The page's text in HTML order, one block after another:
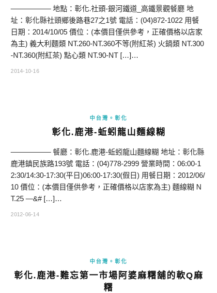
—————– 地點：彰化.社頭-銀河鐵道_高鐵景觀餐廳 地
址：彰化縣社頭鄉後路巷27之1號 電話：(04)872-1022 用餐
日期：2014/10/05 價位：(本價目僅供參考，正確價格以店家
為主) 義大利麵類 NT.260-NT.360不等(附紅茶) 火鍋類 NT.300
-NT.360(附紅茶) 點心類 NT.90-NT […]…
2014-10-16
中台灣。彰化
彰化.鹿港-蚯蚓龍山麵線糊
—————– 餐廳：彰化.鹿港-蚯蚓龍山麵線糊 地址：彰化縣
鹿港鎮民族路193號 電話：(04)778-2999 營業時間：06:00-1
2:30/14:30-17:30(平日)06:00-17:30(假日) 用餐日期：2012/06/
10 價位：(本價目僅供參考，正確價格以店家為主) 麵線糊 N
T.25 —&# […]…
2012-06-14
中台灣。彰化
彰化.鹿港-難忘第一市場阿婆麻糬舖的軟Q麻
糬